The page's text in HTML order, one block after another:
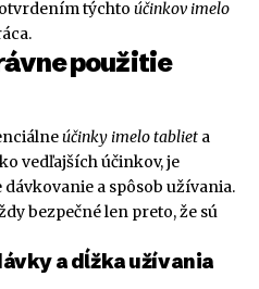
týchto účinkov imelo
použitie
účinky imelo tabliet a
vedľajších účinkov, je
a spôsob užívania.
bezpečné len preto, že sú
a dĺžka užívania